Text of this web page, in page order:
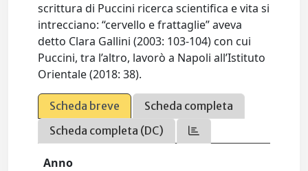
scrittura di Puccini ricerca scientifica e vita si
intrecciano: “cervello e frattaglie” aveva
detto Clara Gallini (2003: 103-104) con cui
Puccini, tra l’altro, lavorò a Napoli all’Istituto
Orientale (2018: 38).
Scheda breve
Scheda completa
Scheda completa (DC)
Anno